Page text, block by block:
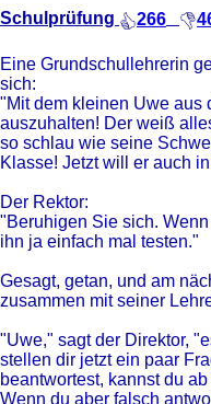
Schulprüfung 266
Eine Grundschullehrerin
sich:
"Mit dem kleinen Uwe aus
auszuhalten! Der weiß
so schlau wie seine
Klasse! Jetzt will er auch
Der Rektor:
"Beruhigen Sie sich.
ihn ja einfach mal testen."
Gesagt, getan, und am
zusammen mit seiner
"Uwe," sagt der Direktor,
stellen dir jetzt ein paar
beantwortest, kannst du
Wenn du aber falsch